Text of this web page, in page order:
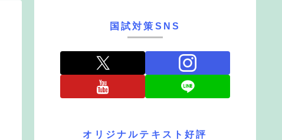
国試対策SNS
オリジナルテキスト好評